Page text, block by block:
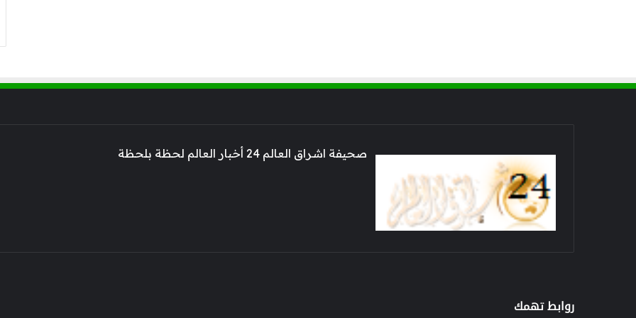
صحيفة اشراق العالم 24 أخبار العالم لحظة بلحظة
روابط تهمك